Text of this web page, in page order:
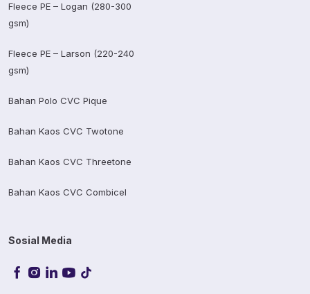
Fleece PE – Logan (280-300
gsm)
Fleece PE – Larson (220-240
gsm)
Bahan Polo CVC Pique
Bahan Kaos CVC Twotone
Bahan Kaos CVC Threetone
Bahan Kaos CVC Combicel
Sosial Media